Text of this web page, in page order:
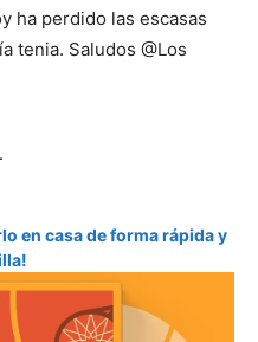
ha perdido las escasas
tenia. Saludos @Los
en casa de forma rápida y